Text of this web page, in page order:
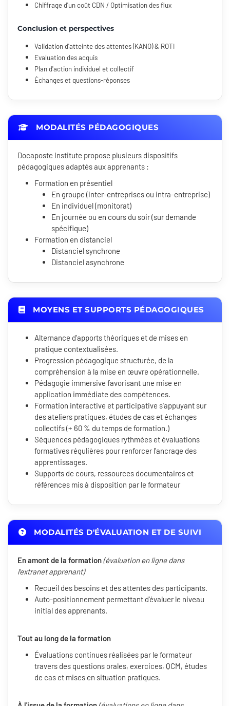
Chiffrage d'un coût CDN / Optimisation des flux
Conclusion et perspectives
Validation d'atteinte des attentes (KANO) & ROTI
Evaluation des acquis
Plan d'action individuel et collectif
Échanges et questions-réponses
MODALITÉS PÉDAGOGIQUES
Docaposte Institute propose plusieurs dispositifs
pédagogiques adaptés aux apprenants :
Formation en présentiel
En groupe (inter-entreprises ou intra-entreprise)
En individuel (monitorat)
En journée ou en cours du soir (sur demande
spécifique)
Formation en distanciel
Distanciel synchrone
Distanciel asynchrone
MOYENS ET SUPPORTS PÉDAGOGIQUES
Alternance d'apports théoriques et de mises en
pratique contextualisées.
Progression pédagogique structurée, de la
compréhension à la mise en œuvre opérationnelle.
Pédagogie immersive favorisant une mise en
application immédiate des compétences.
Formation interactive et participative s'appuyant sur
des ateliers pratiques, études de cas et échanges
collectifs (+ 60 % du temps de formation.)
Séquences pédagogiques rythmées et évaluations
formatives régulières pour renforcer l'ancrage des
apprentissages.
Supports de cours, ressources documentaires et
références mis à disposition par le formateur
MODALITÉS D'ÉVALUATION ET DE SUIVI
En amont de la formation(évaluation en ligne dans
l'extranet apprenant)
Recueil des besoins et des attentes des participants.
Auto-positionnement permettant d'évaluer le niveau
initial des apprenants.
Tout au long de la formation
Évaluations continues réalisées par le formateur
travers des questions orales, exercices, QCM, études
de cas et mises en situation pratiques.